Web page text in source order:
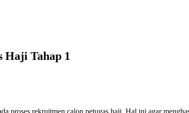
Haji Tahap 1